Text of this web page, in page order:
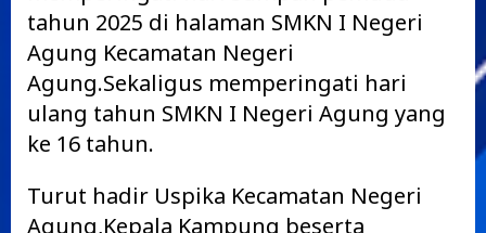
tahun 2025 di halaman SMKN I Negeri
Agung Kecamatan Negeri
Agung.Sekaligus memperingati hari
ulang tahun SMKN I Negeri Agung yang
ke 16 tahun.
Turut hadir Uspika Kecamatan Negeri
Agung,Kepala Kampung beserta